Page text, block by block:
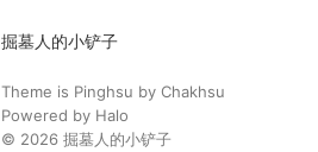
掘墓人的小铲子
Theme is Pinghsu by Chakhsu
Powered by Halo
© 2026 掘墓人的小铲子